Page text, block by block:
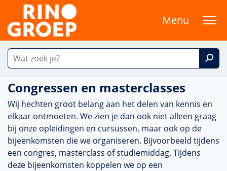
Menu
Congressen en masterclasses
Wij hechten groot belang aan het delen van kennis en
elkaar ontmoeten. We zien je dan ook niet alleen graag
bij onze opleidingen en cursussen, maar ook op de
bijeen­komsten die we organi­se­ren. Bijvoor­beeld tijdens
een congres, master­class of studiemiddag. Tijdens
deze bijeen­komsten koppelen we op een